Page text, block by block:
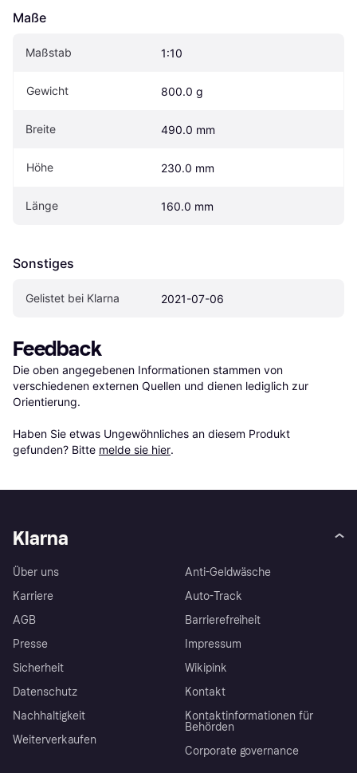
Maße
Maßstab 1:10
Gewicht 800.0 g
Breite 490.0 mm
Höhe 230.0 mm
Länge 160.0 mm
Sonstiges
Gelistet bei Klarna 2021-07-06
Feedback
Die oben angegebenen Informationen stammen von
verschiedenen externen Quellen und dienen lediglich zur
Orientierung.
Haben Sie etwas Ungewöhnliches an diesem Produkt
gefunden? Bitte melde sie hier.
Klarna
Über uns
Karriere
AGB
Presse
Sicherheit
Datenschutz
Nachhaltigkeit
Weiterverkaufen
Anti-Geldwäsche
Auto-Track
Barrierefreiheit
Impressum
Wikipink
Kontakt
Kontaktinformationen für
Behörden
Corporate governance